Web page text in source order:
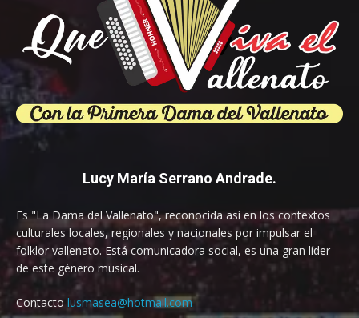
Lucy María Serrano Andrade.
Es "La Dama del Vallenato", reconocida así en los contextos
culturales locales, regionales y nacionales por impulsar el
folklor vallenato. Está comunicadora social, es una gran líder
de este género musical.
Contacto lusmasea@hotmail.com